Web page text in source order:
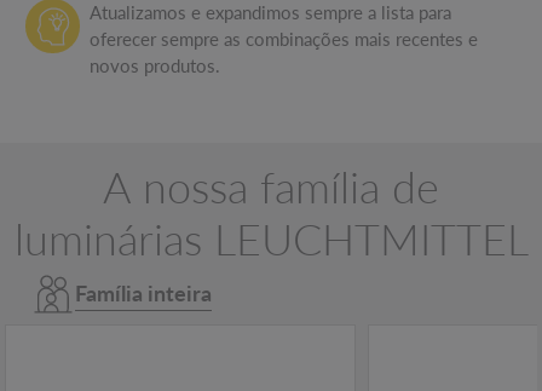
Atualizamos e expandimos sempre a lista para
oferecer sempre as combinações mais recentes e
novos produtos.
A nossa família de
luminárias LEUCHTMITTEL
Família inteira